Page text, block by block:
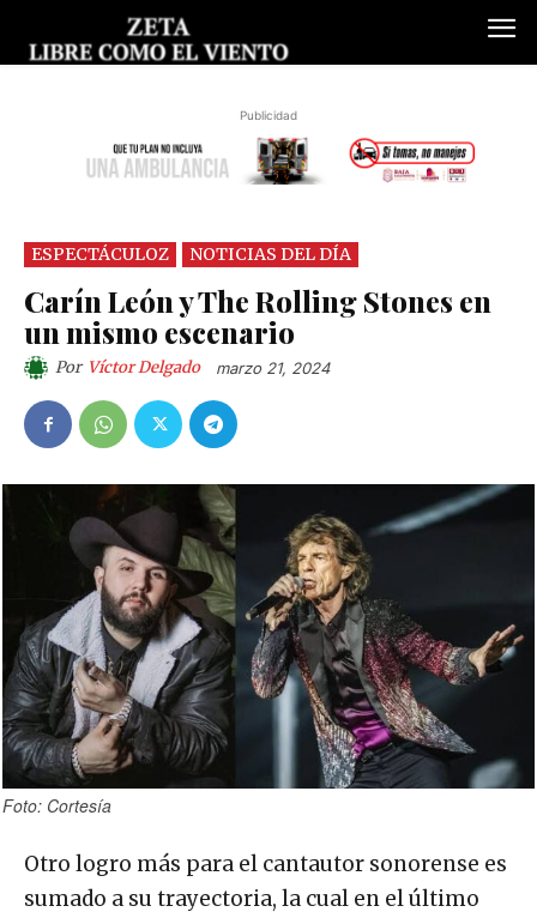
Publicidad
ESPECTÁCULOZ NOTICIAS DEL DÍA
Carín León y The Rolling Stones en
un mismo escenario
Por Víctor Delgado marzo 21, 2024
Foto: Cortesía
Otro logro más para el cantautor sonorense es
sumado a su trayectoria, la cual en el último